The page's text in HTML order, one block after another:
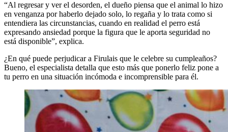
“Al regresar y ver el desorden, el dueño piensa que el animal lo hizo
en venganza por haberlo dejado solo, lo regaña y lo trata como si
entendiera las circunstancias, cuando en realidad el perro está
expresando ansiedad porque la figura que le aporta seguridad no
está disponible”, explica.
¿En qué puede perjudicar a Firulais que le celebre su cumpleaños?
Bueno, el especialista detalla que esto más que ponerlo feliz pone a
tu perro en una situación incómoda e incomprensible para él.